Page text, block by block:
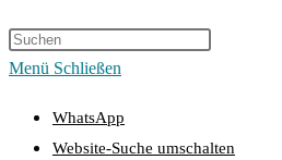
Menü Schließen
WhatsApp
Website-Suche umschalten